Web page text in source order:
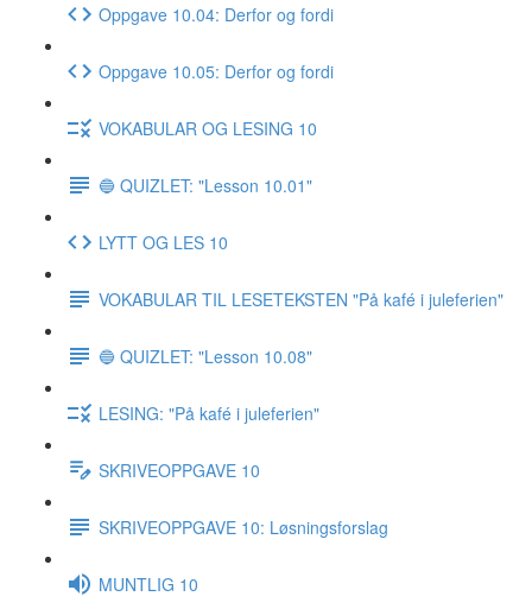
Oppgave 10.04: Derfor og fordi
Oppgave 10.05: Derfor og fordi
VOKABULAR OG LESING 10
🔵 QUIZLET: "Lesson 10.01"
LYTT OG LES 10
VOKABULAR TIL LESETEKSTEN "På kafé i juleferien"
🔵 QUIZLET: "Lesson 10.08"
LESING: "På kafé i juleferien"
SKRIVEOPPGAVE 10
SKRIVEOPPGAVE 10: Løsningsforslag
MUNTLIG 10